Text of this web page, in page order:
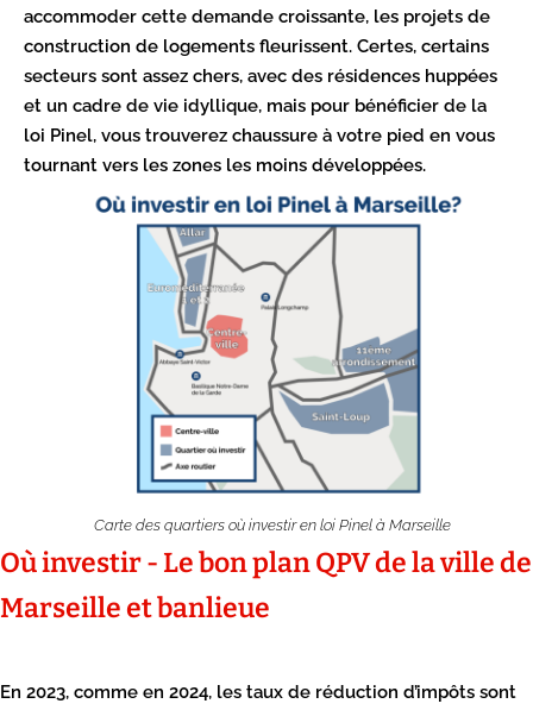
accommoder cette demande croissante, les projets de
construction de logements fleurissent. Certes, certains
secteurs sont assez chers, avec des résidences huppées
et un cadre de vie idyllique, mais pour bénéficier de la
loi Pinel, vous trouverez chaussure à votre pied en vous
tournant vers les zones les moins développées.
Carte des quartiers où investir en loi Pinel à Marseille
Où investir - Le bon plan QPV de la ville de
Marseille et banlieue
En 2023, comme en 2024, les taux de réduction d’impôts sont